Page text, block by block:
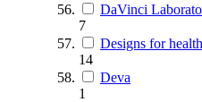
DaVinci
7
Designs for health
14
Deva
1